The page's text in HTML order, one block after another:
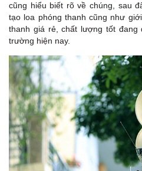
cũng hiểu biết rõ về chúng, sau
tạo loa phóng thanh cũng như
thanh giá rẻ, chất lượng tốt
trường hiện nay.